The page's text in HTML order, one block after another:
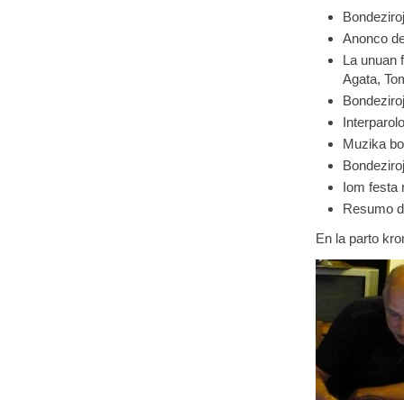
Anonco
La unuan
Agata,
Muzika
Iom festa
Resumo
En la parto